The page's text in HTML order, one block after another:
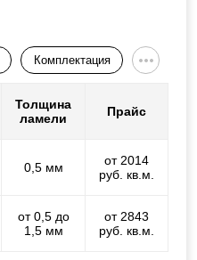
Комплектация
Толщина
ламели
Прайс
0,5 мм
от 2014
руб. кв.м.
от 0,5 до
1,5 мм
от 2843
руб. кв.м.